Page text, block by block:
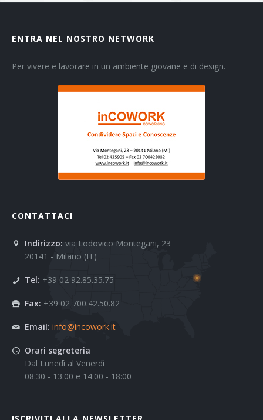
ENTRA NEL NOSTRO NETWORK
Per vivere e lavorare in un ambiente giovane e di design.
CONTATTACI
Indirizzo: via Lodovico Montegani, 23
20141 - Milano (IT)
Tel: +39 02 92.85.35.75
Fax: +39 02 700.42.50.82
Email: info@incowork.it
Orari segreteria
Dal Lunedì al Venerdì
08:30 - 13:00 e 14:00 - 18:00